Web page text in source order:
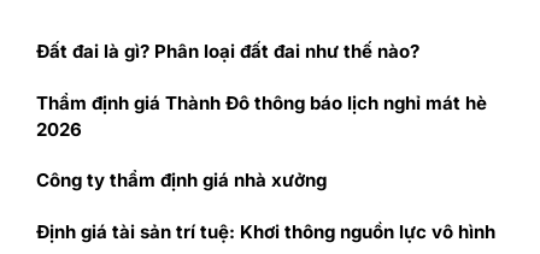
Đất đai là gì? Phân loại đất đai như thế nào?
Thẩm định giá Thành Đô thông báo lịch nghỉ mát hè
2026
Công ty thẩm định giá nhà xưởng
Định giá tài sản trí tuệ: Khơi thông nguồn lực vô hình